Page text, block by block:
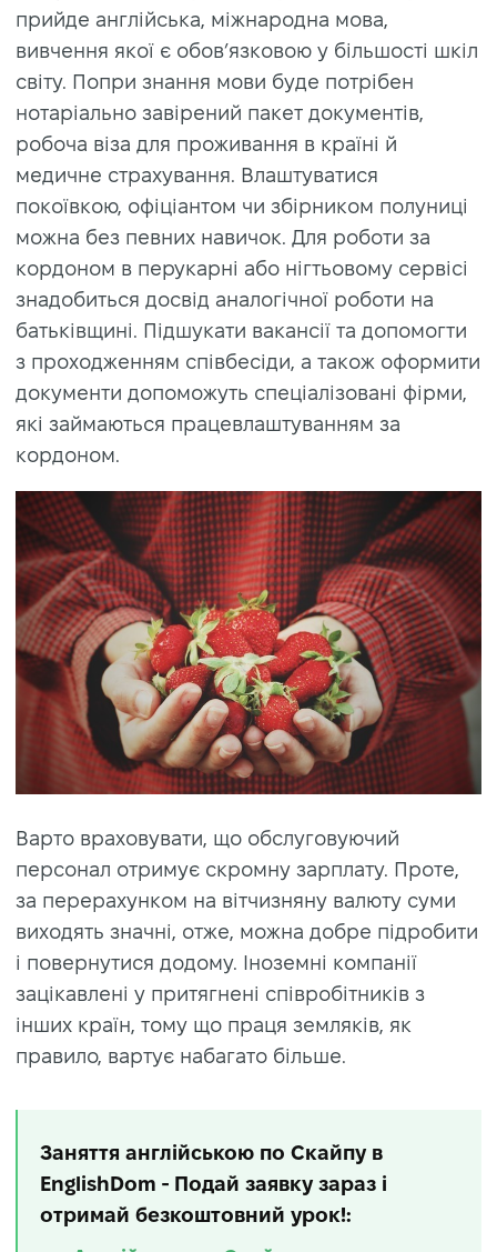
прийде англійська, міжнародна мова,
вивчення якої є обов’язковою у більшості шкіл
світу. Попри знання мови буде потрібен
нотаріально завірений пакет документів,
робоча віза для проживання в країні й
медичне страхування. Влаштуватися
покоївкою, офіціантом чи збірником полуниці
можна без певних навичок. Для роботи за
кордоном в перукарні або нігтьовому сервісі
знадобиться досвід аналогічної роботи на
батьківщині. Підшукати вакансії та допомогти
з проходженням співбесіди, а також оформити
документи допоможуть спеціалізовані фірми,
які займаються працевлаштуванням за
кордоном.
Варто враховувати, що обслуговуючий
персонал отримує скромну зарплату. Проте,
за перерахунком на вітчизняну валюту суми
виходять значні, отже, можна добре підробити
і повернутися додому. Іноземні компанії
зацікавлені у притягнені співробітників з
інших країн, тому що праця земляків, як
правило, вартує набагато більше.
Заняття англійською по Скайпу в
EnglishDom - Подай заявку зараз і
отримай безкоштовний урок!: